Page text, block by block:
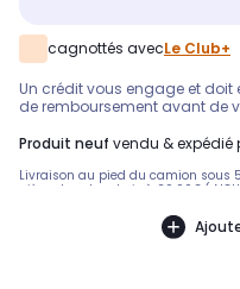
cagnottés avecLe Club+
Un crédit vous engage et doit
de remboursement avant de
produit neuf vendu & expédié
Livraison au pied du camion sous
pièce de votre choix à 29.99€.(
CONTACTER AVANT ACHAT). Pas
mains d’œuvre et déplacement.